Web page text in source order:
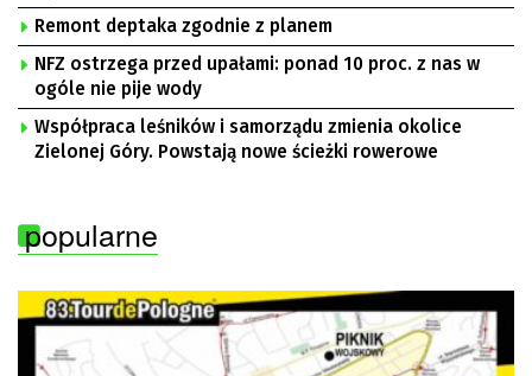
Remont deptaka zgodnie z planem
NFZ ostrzega przed upałami: ponad 10 proc. z nas w
ogóle nie pije wody
Współpraca leśników i samorządu zmienia okolice
Zielonej Góry. Powstają nowe ścieżki rowerowe
popularne